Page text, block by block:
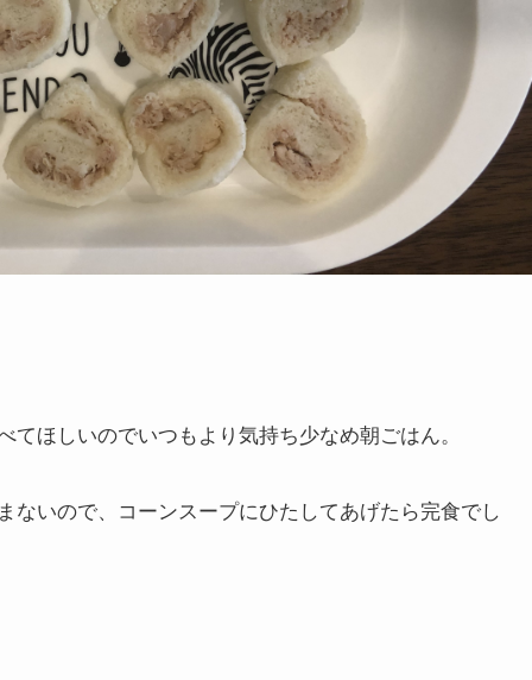
ほしいのでいつもより気持ち少なめ朝ごはん。
いので、コーンスープにひたしてあげたら完食でし